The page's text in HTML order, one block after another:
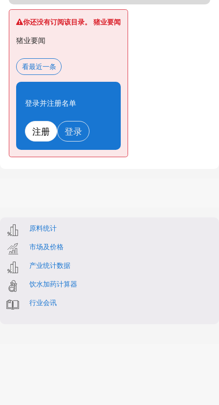
你还没有订阅该目录。 猪业要闻
猪业要闻
看最近一条
登录并注册名单
注册 登录
原料统计
市场及价格
产业统计数据
饮水加药计算器
行业会讯